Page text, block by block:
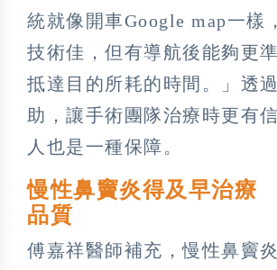
統就像開車Google map一樣
技術佳，但有導航後能夠更
抵達目的所耗的時間。」透
助，讓手術團隊治療時更有
人也是一種保障。
慢性鼻竇炎得及早治療
品質
傅嘉祥醫師補充，慢性鼻竇